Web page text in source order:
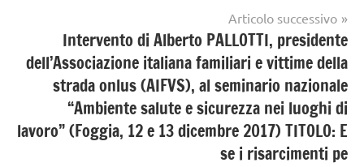
Articolo successivo
Intervento di Alberto PALLOTTI, presidente
dell’Associazione italiana familiari e vittime della
strada onlus (AIFVS), al seminario nazionale
“Ambiente salute e sicurezza nei luoghi di
lavoro” (Foggia, 12 e 13 dicembre 2017) TITOLO: E
se i risarcimenti pe